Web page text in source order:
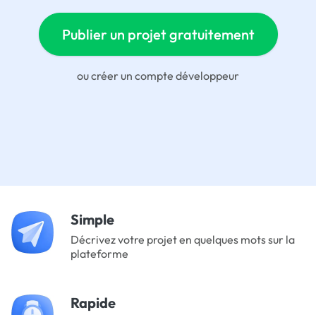
Publier un projet gratuitement
oucréer un compte développeur
Simple
Décrivez votre projet en quelques mots sur la
plateforme
Rapide